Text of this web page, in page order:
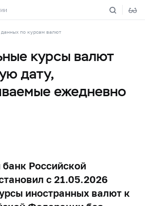
данных по курсам валют
курсы валют
дату,
ежедневно
Российской
с 21.05.2026
иностранных валют к